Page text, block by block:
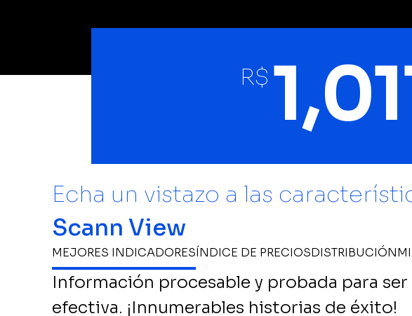
R$
Echa un vistazo a las
Scann View
MEJORES INDICADORESÍNDICE DE PRECIOSDISTRIBUCIÓN
Información procesable y probada para ser
efectiva. ¡Innumerables historias de éxito!